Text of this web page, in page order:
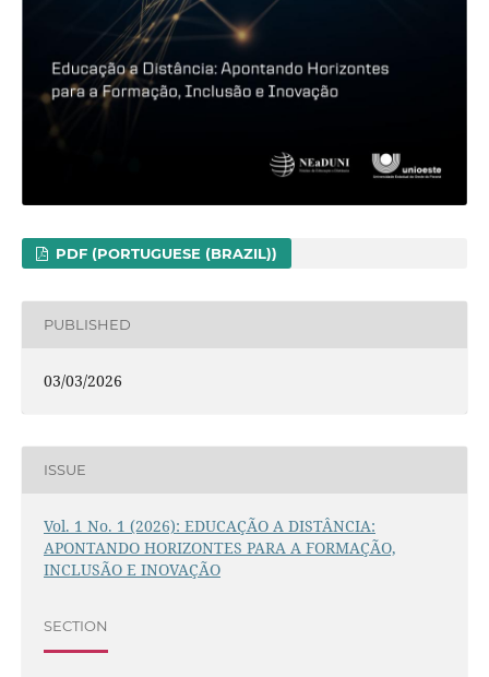
PDF (PORTUGUESE (BRAZIL))
PUBLISHED
03/03/2026
ISSUE
Vol. 1 No. 1 (2026): EDUCAÇÃO A DISTÂNCIA:
APONTANDO HORIZONTES PARA A FORMAÇÃO,
INCLUSÃO E INOVAÇÃO
SECTION